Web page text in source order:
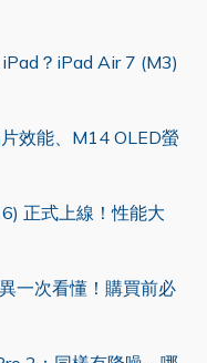
？iPad Air 7 (M3)
效能、M14 OLED螢
正式上線！性能大
一次看懂！購買前必